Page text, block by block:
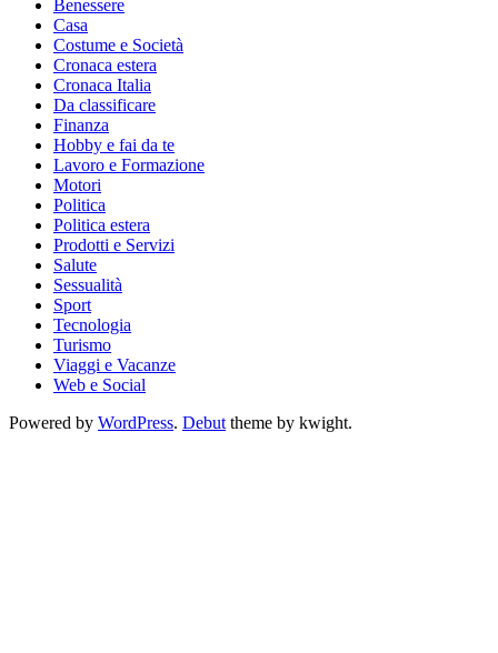
Benessere
Casa
Costume e Società
Cronaca estera
Cronaca Italia
Da classificare
Finanza
Hobby e fai da te
Lavoro e Formazione
Motori
Politica
Politica estera
Prodotti e Servizi
Salute
Sessualità
Sport
Tecnologia
Turismo
Viaggi e Vacanze
Web e Social
Powered by WordPress. Debut theme by kwight.